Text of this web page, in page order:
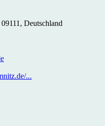
Deutschland
...